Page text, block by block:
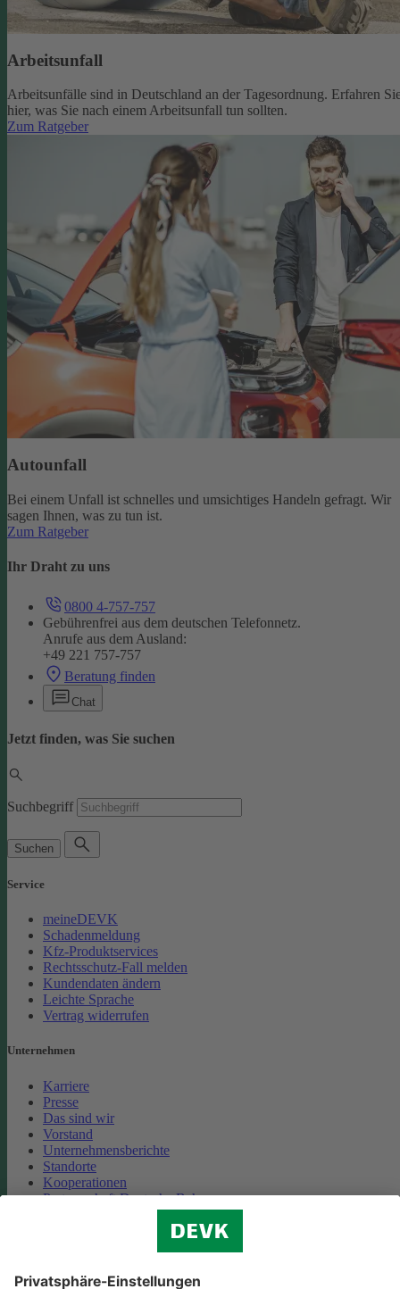
Arbeitsunfall
Arbeitsunfälle sind in Deutschland an der Tagesordnung. Erfahren
hier, was Sie nach einem Arbeitsunfall tun sollten.
Zum Ratgeber
Autounfall
Bei einem Unfall ist schnelles und umsichtiges Handeln gefragt. Wir
sagen Ihnen, was zu tun ist.
Zum Ratgeber
Ihr Draht zu uns
0800 4-757-757
Gebührenfrei aus dem deutschen Telefonnetz.
Anrufe aus dem Ausland:
+49 221 757-757
Beratung finden
Chat
Jetzt finden, was Sie suchen
Suchbegriff
Suchen
Service
meineDEVK
Schadenmeldung
Kfz-Produktservices
Rechtsschutz-Fall melden
Kundendaten ändern
Leichte Sprache
Vertrag widerrufen
Unternehmen
Karriere
Presse
Das sind wir
Vorstand
Unternehmensberichte
Standorte
Kooperationen
Partnerschaft Deutsche Bahn